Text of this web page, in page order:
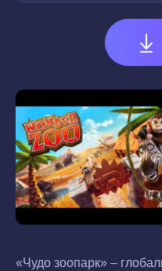
«Чудо зоопарк» –